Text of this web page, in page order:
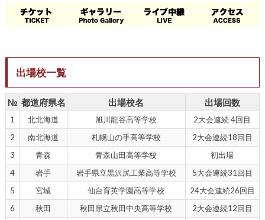
出場校一覧
№ 都道府県名 出場校名 出場回数
1 北北海道 旭川龍谷高等学校
2大会連続 4回目
2
南北海道 札幌山の手高等学校
2大会連続18回目
3
青森 青森山田高等学校
初出場
4
岩手 岩手県立黒沢尻工業高等学校
5大会連続31回目
5
宮城 仙台育英学園高等学校
24大会連続26回目
6
秋田 秋田県立秋田中央高等学校
2大会連続12回目